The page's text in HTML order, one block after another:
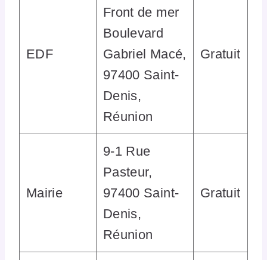
EDF
Front de mer
Boulevard
Gabriel Macé,
97400 Saint-
Denis,
Réunion
Gratuit
Mairie
9-1 Rue
Pasteur,
97400 Saint-
Denis,
Réunion
Gratuit